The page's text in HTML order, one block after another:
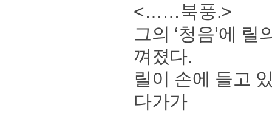
<……북풍.>
그의 ‘청음’에
껴졌다.
릴이 손에 들고
다가가